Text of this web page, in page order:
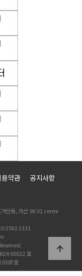
용약관 공지사항
산동, 가산 SK V1 cente
2561-2131
00022 호
0387호